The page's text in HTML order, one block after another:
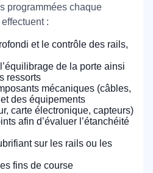
programmées chaque
:
et le contrôle des rails,
de la porte ainsi
ressorts
mécaniques (câbles,
des équipements
carte électronique, capteurs)
afin d’évaluer l’étanchéité
sur les rails ou les
fins de course